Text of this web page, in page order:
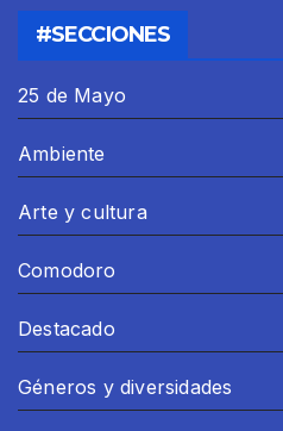
#SECCIONES
25 de Mayo
Ambiente
Arte y cultura
Comodoro
Destacado
Géneros y diversidades